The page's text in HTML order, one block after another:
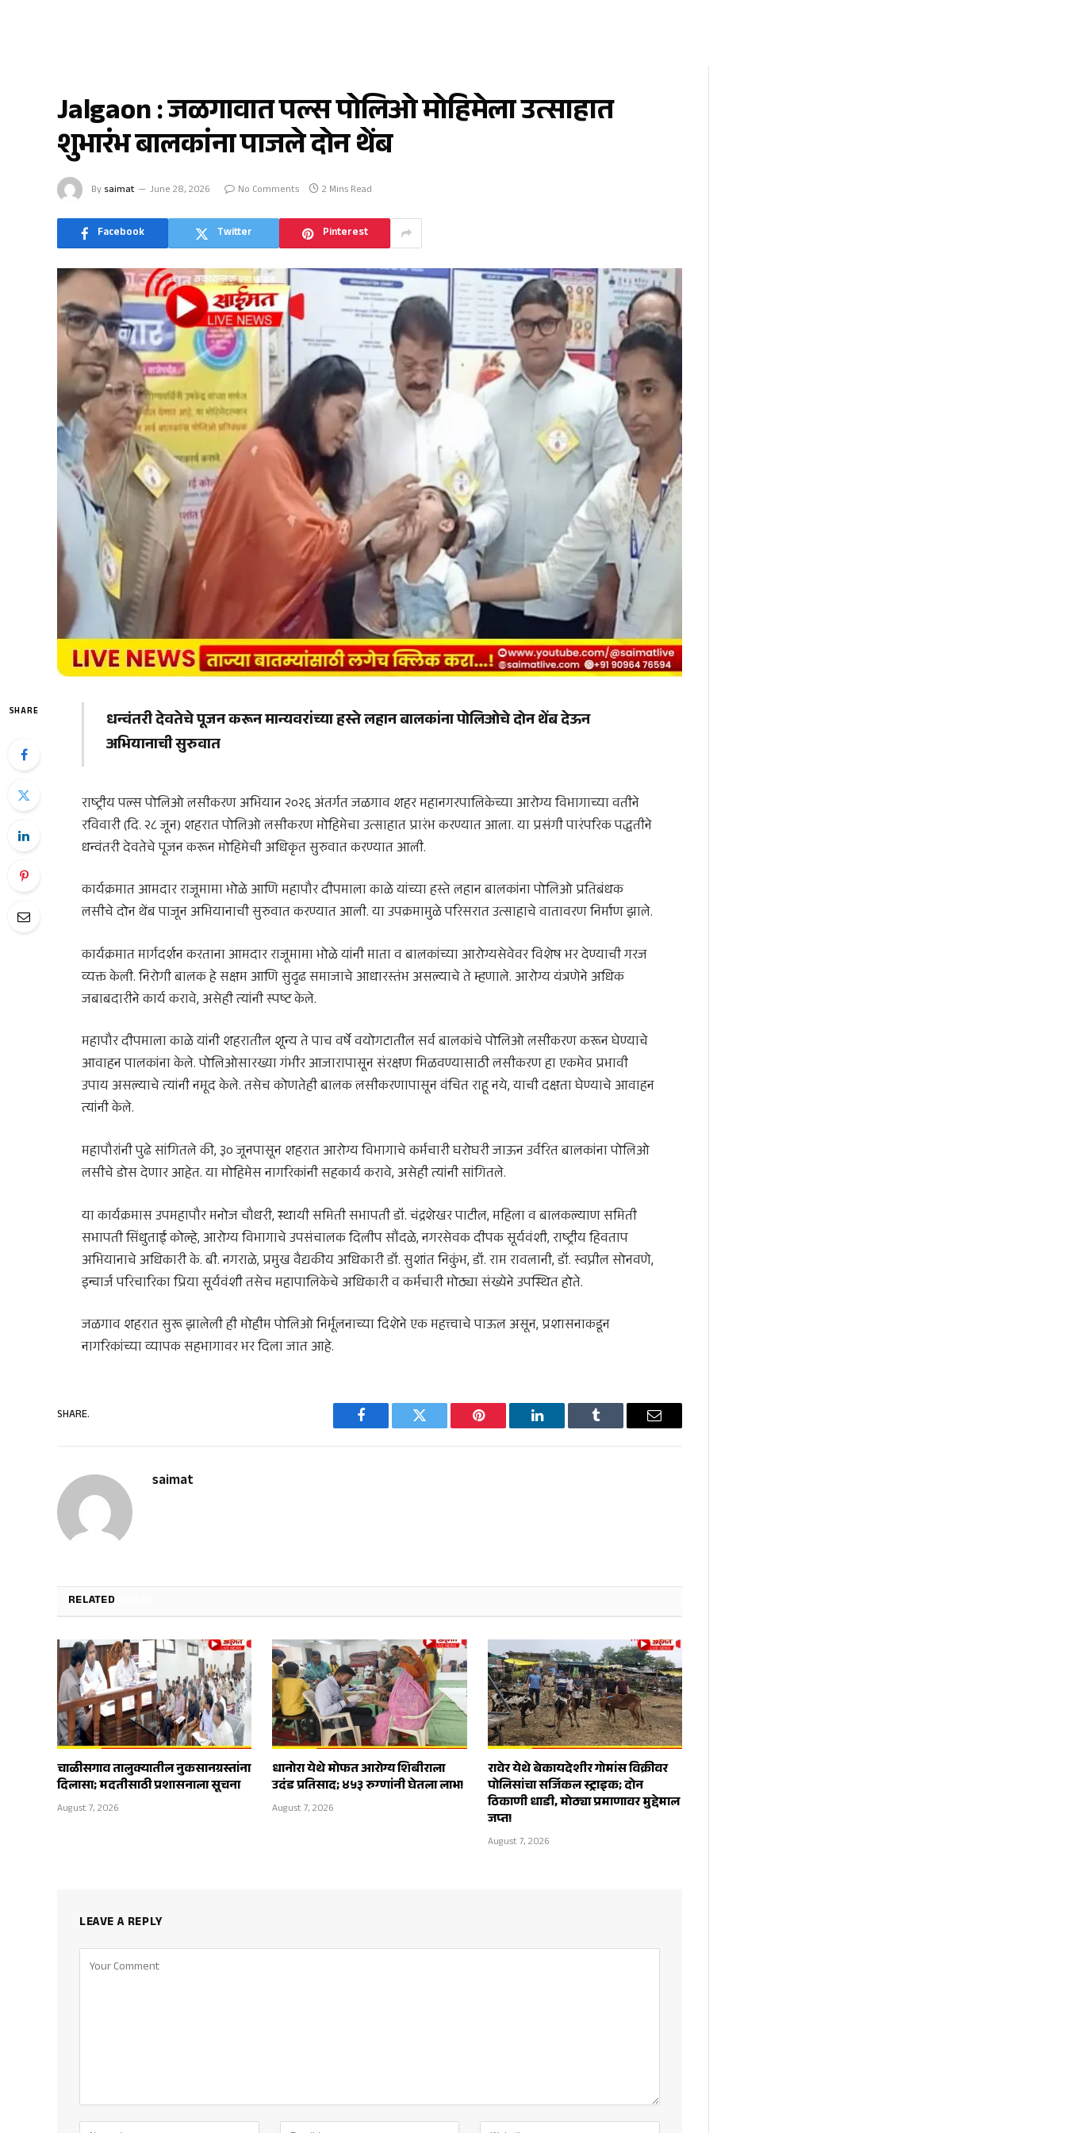
Jalgaon : जळगावात पल्स पोलिओ मोहिमेला उत्साहात
शुभारंभ बालकांना पाजले दोन थेंब
By saimat June 28, 2026 No Comments 2 Mins Read
Facebook Twitter Pinterest
SHARE
धन्वंतरी देवतेचे पूजन करून मान्यवरांच्या हस्ते लहान बालकांना पोलिओचे दोन थेंब देऊन
अभियानाची सुरुवात
राष्ट्रीय पल्स पोलिओ लसीकरण अभियान २०२६ अंतर्गत जळगाव शहर महानगरपालिकेच्या आरोग्य विभागाच्या वतीने
रविवारी (दि. २८ जून) शहरात पोलिओ लसीकरण मोहिमेचा उत्साहात प्रारंभ करण्यात आला. या प्रसंगी पारंपरिक पद्धतीने
धन्वंतरी देवतेचे पूजन करून मोहिमेची अधिकृत सुरुवात करण्यात आली.
कार्यक्रमात आमदार राजूमामा भोळे आणि महापौर दीपमाला काळे यांच्या हस्ते लहान बालकांना पोलिओ प्रतिबंधक
लसीचे दोन थेंब पाजून अभियानाची सुरुवात करण्यात आली. या उपक्रमामुळे परिसरात उत्साहाचे वातावरण निर्माण झाले.
कार्यक्रमात मार्गदर्शन करताना आमदार राजूमामा भोळे यांनी माता व बालकांच्या आरोग्यसेवेवर विशेष भर देण्याची गरज
व्यक्त केली. निरोगी बालक हे सक्षम आणि सुदृढ समाजाचे आधारस्तंभ असल्याचे ते म्हणाले. आरोग्य यंत्रणेने अधिक
जबाबदारीने कार्य करावे, असेही त्यांनी स्पष्ट केले.
महापौर दीपमाला काळे यांनी शहरातील शून्य ते पाच वर्षे वयोगटातील सर्व बालकांचे पोलिओ लसीकरण करून घेण्याचे
आवाहन पालकांना केले. पोलिओसारख्या गंभीर आजारापासून संरक्षण मिळवण्यासाठी लसीकरण हा एकमेव प्रभावी
उपाय असल्याचे त्यांनी नमूद केले. तसेच कोणतेही बालक लसीकरणापासून वंचित राहू नये, याची दक्षता घेण्याचे आवाहन
त्यांनी केले.
महापौरांनी पुढे सांगितले की, ३० जूनपासून शहरात आरोग्य विभागाचे कर्मचारी घरोघरी जाऊन उर्वरित बालकांना पोलिओ
लसीचे डोस देणार आहेत. या मोहिमेस नागरिकांनी सहकार्य करावे, असेही त्यांनी सांगितले.
या कार्यक्रमास उपमहापौर मनोज चौधरी, स्थायी समिती सभापती डॉ. चंद्रशेखर पाटील, महिला व बालकल्याण समिती
सभापती सिंधुताई कोल्हे, आरोग्य विभागाचे उपसंचालक दिलीप सौंदळे, नगरसेवक दीपक सूर्यवंशी, राष्ट्रीय हिवताप
अभियानाचे अधिकारी के. बी. नगराळे, प्रमुख वैद्यकीय अधिकारी डॉ. सुशांत निकुंभ, डॉ. राम रावलानी, डॉ. स्वप्नील सोनवणे,
इन्चार्ज परिचारिका प्रिया सूर्यवंशी तसेच महापालिकेचे अधिकारी व कर्मचारी मोठ्या संख्येने उपस्थित होते.
जळगाव शहरात सुरू झालेली ही मोहीम पोलिओ निर्मूलनाच्या दिशेने एक महत्त्वाचे पाऊल असून, प्रशासनाकडून
नागरिकांच्या व्यापक सहभागावर भर दिला जात आहे.
SHARE.
Facebook Twitter Pinterest LinkedIn Tumblr Email
saimat
RELATED
चाळीसगाव तालुक्यातील नुकसानग्रस्तांना
दिलासा; मदतीसाठी प्रशासनाला सूचना
August 7, 2026
धानोरा येथे मोफत आरोग्य शिबीराला
उदंड प्रतिसाद; ४५३ रुग्णांनी घेतला लाभ!
August 7, 2026
रावेर येथे बेकायदेशीर गोमांस विक्रीवर
पोलिसांचा सर्जिकल स्ट्राइक; दोन
ठिकाणी धाडी, मोठ्या प्रमाणावर मुद्देमाल
जप्त!
August 7, 2026
LEAVE A REPLY